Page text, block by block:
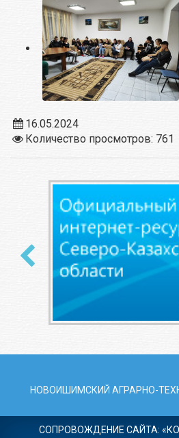
16.05.2024
Количество просмотров: 761
НОВОИШИМСКИЙ АГРАРНО-
СОПРОВОЖДЕНИЕ САЙТА: